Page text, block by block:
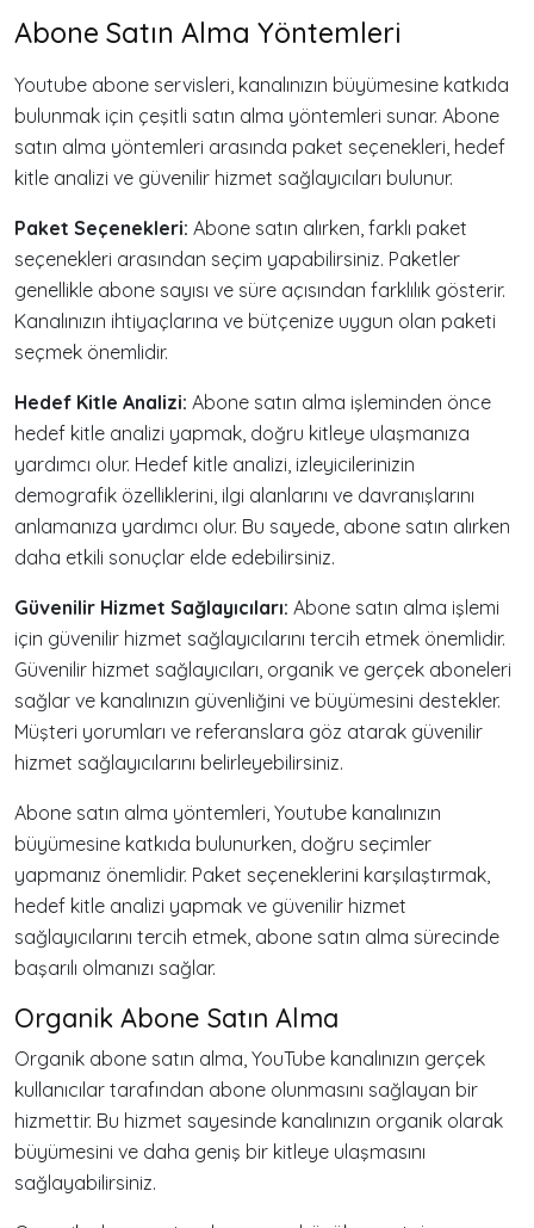
Abone Satın Alma Yöntemleri
Youtube abone servisleri, kanalınızın büyümesine katkıda
bulunmak için çeşitli satın alma yöntemleri sunar. Abone
satın alma yöntemleri arasında paket seçenekleri, hedef
kitle analizi ve güvenilir hizmet sağlayıcıları bulunur.
Paket Seçenekleri: Abone satın alırken, farklı paket
seçenekleri arasından seçim yapabilirsiniz. Paketler
genellikle abone sayısı ve süre açısından farklılık gösterir.
Kanalınızın ihtiyaçlarına ve bütçenize uygun olan paketi
seçmek önemlidir.
Hedef Kitle Analizi: Abone satın alma işleminden önce
hedef kitle analizi yapmak, doğru kitleye ulaşmanıza
yardımcı olur. Hedef kitle analizi, izleyicilerinizin
demografik özelliklerini, ilgi alanlarını ve davranışlarını
anlamanıza yardımcı olur. Bu sayede, abone satın alırken
daha etkili sonuçlar elde edebilirsiniz.
Güvenilir Hizmet Sağlayıcıları: Abone satın alma işlemi
için güvenilir hizmet sağlayıcılarını tercih etmek önemlidir.
Güvenilir hizmet sağlayıcıları, organik ve gerçek aboneleri
sağlar ve kanalınızın güvenliğini ve büyümesini destekler.
Müşteri yorumları ve referanslara göz atarak güvenilir
hizmet sağlayıcılarını belirleyebilirsiniz.
Abone satın alma yöntemleri, Youtube kanalınızın
büyümesine katkıda bulunurken, doğru seçimler
yapmanız önemlidir. Paket seçeneklerini karşılaştırmak,
hedef kitle analizi yapmak ve güvenilir hizmet
sağlayıcılarını tercih etmek, abone satın alma sürecinde
başarılı olmanızı sağlar.
Organik Abone Satın Alma
Organik abone satın alma, YouTube kanalınızın gerçek
kullanıcılar tarafından abone olunmasını sağlayan bir
hizmettir. Bu hizmet sayesinde kanalınızın organik olarak
büyümesini ve daha geniş bir kitleye ulaşmasını
sağlayabilirsiniz.